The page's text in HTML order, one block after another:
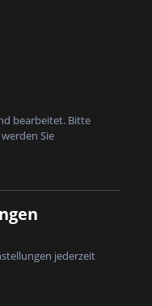
bearbeitet. Bitte
Sie
jederzeit